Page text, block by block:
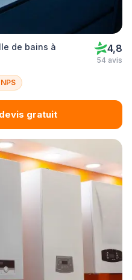
de bains à
4,8
54 avis
gratuit